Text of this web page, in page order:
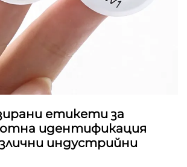
етикети за
идентификация
индустрийни